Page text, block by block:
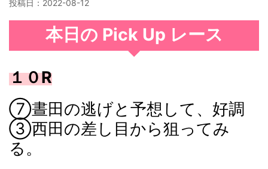
投稿日： 2022-08-12
本日の Pick Up レース
１０R
⑦晝田の逃げと予想して、好調
③西田の差し目から狙ってみ
る。